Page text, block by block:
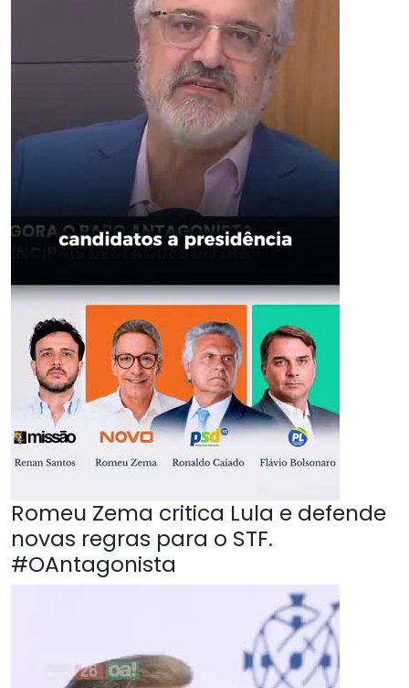
Romeu Zema critica Lula e defende
novas regras para o STF.
#OAntagonista